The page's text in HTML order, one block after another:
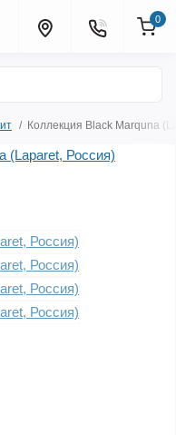
0
Коллекция Black Marquna